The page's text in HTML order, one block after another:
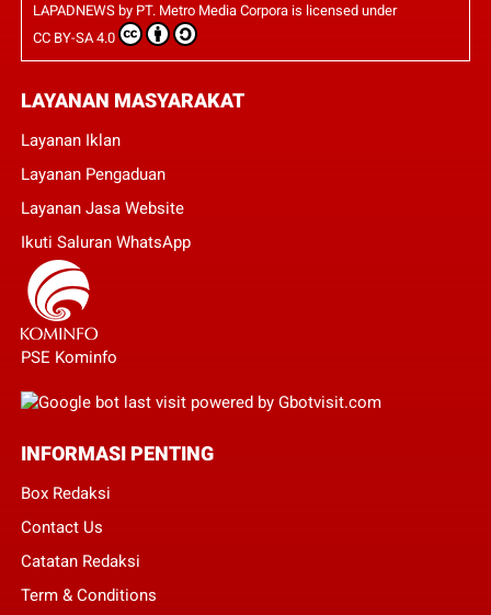
LAPADNEWSby PT. Metro Media Corporais licensed under
CC BY-SA 4.0
LAYANAN MASYARAKAT
Layanan Iklan
Layanan Pengaduan
Layanan Jasa Website
Ikuti Saluran WhatsApp
PSE Kominfo
INFORMASI PENTING
Box Redaksi
Contact Us
Catatan Redaksi
Term & Conditions